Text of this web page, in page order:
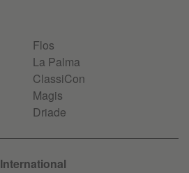
Flos
La Palma
ClassiCon
Magis
Driade
International